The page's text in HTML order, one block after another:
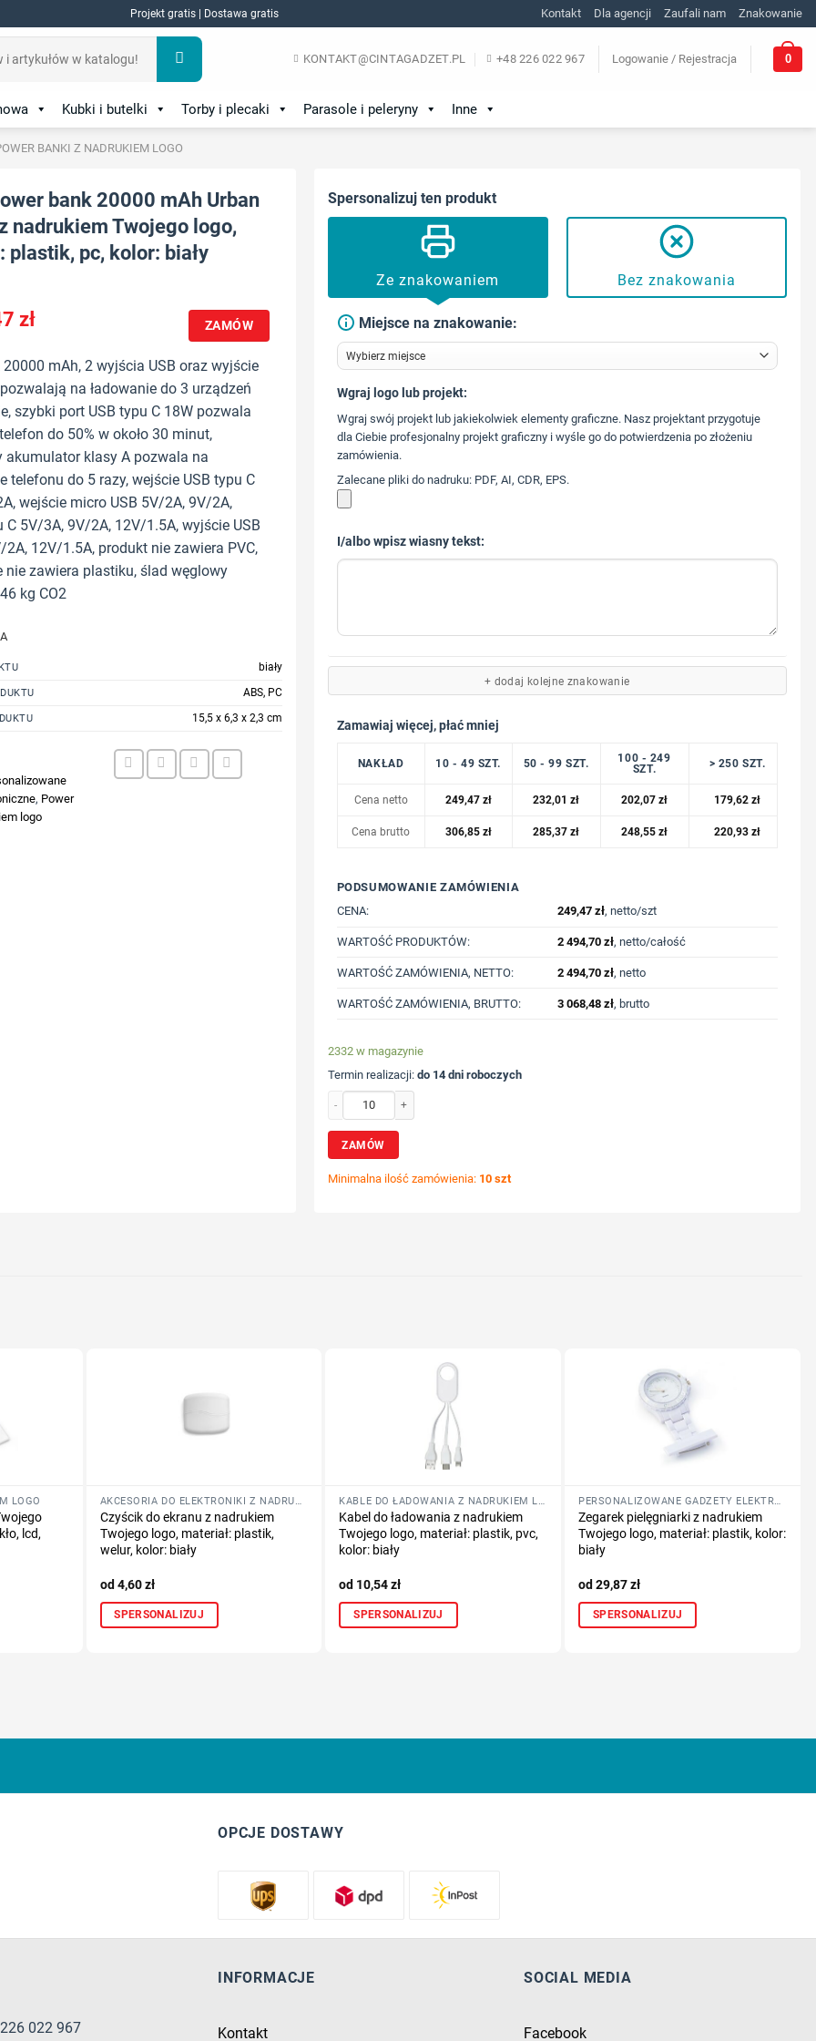
Projekt gratis | Dostawa gratis Kontakt Dla agencji Zaufali nam Znakowanie
KONTAKT@CINTAGADZET.PL +48 226 022 967 Logowanie / Rejestracja 0
Kubki i butelki Torby i plecaki Parasole i peleryny Inne
BANKI Z NADRUKIEM LOGO
bank 20000 mAh Urban
nadrukiem Twojego logo,
plastik, pc, kolor: biały
zł ZAMÓW
20000 mAh, 2 wyjścia USB oraz wyjście
na ładowanie do 3 urządzeń
szybki port USB typu C 18W pozwala
do 50% w około 30 minut,
akumulator klasy A pozwala na
telefonu do 5 razy, wejście USB typu C
wejście micro USB 5V/2A, 9V/2A,
C 5V/3A, 9V/2A, 12V/1.5A, wyjście USB
2A, 12V/1.5A, produkt nie zawiera PVC,
nie zawiera plastiku, ślad węglowy
kg CO2
biały
ABS, PC
15,5 x 6,3 x 2,3 cm
, Power
logo
Spersonalizuj ten produkt
Ze znakowaniem Bez znakowania
Miejsce na znakowanie:
573 568 217
Wgraj logo lub projekt:
Wgraj swój projekt lub jakiekolwiek elementy graficzne. Nasz projektant przygotuje
dla Ciebie profesjonalny projekt graficzny i wyśle go do potwierdzenia po złożeniu
zamówienia.
Zalecane pliki do nadruku: PDF, AI, CDR, EPS.
I/albo wpisz wiasny tekst:
+ dodaj kolejne znakowanie
Zamawiaj więcej, płać mniej
NAKŁAD 10 - 49 SZT. 50 - 99 SZT.
100 - 249
SZT.
> 250 SZT.
Cena netto 249,47 zł 232,01zł 202,07zł 179,62zł
Cena brutto 306,85 zł 285,37zł 248,55zł 220,93zł
PODSUMOWANIE ZAMÓWIENIA
CENA:
249,47 zł, netto/szt
WARTOŚĆ PRODUKTÓW: 2 494,70 zł, netto/całość
WARTOŚĆ ZAMÓWIENIA, NETTO: 2 494,70 zł, netto
WARTOŚĆ ZAMÓWIENIA, BRUTTO: 3 068,48 zł, brutto
2332 w magazynie
Termin realizacji: do 14 dni roboczych
ilość Szybki power bank 20000 mAh Urban Vitamin z nadrukiem Twojego logo, materiał: plastik, pc,
ZAMÓW
Minimalna ilość zamówienia: 10 szt
LOGO
lcd,
AKCESORIA DO ELEKTRONIKI Z NADRUKIEM LOGO
Czyścik do ekranu z nadrukiem
Twojego logo, materiał: plastik,
welur, kolor: biały
4,60zł
SPERSONALIZUJ
KABLE DO ŁADOWANIA Z NADRUKIEM LOGO
Kabel do ładowania z nadrukiem
Twojego logo, materiał: plastik, pvc,
kolor: biały
10,54zł
SPERSONALIZUJ
PERSONALIZOWANE GADŻETY ELEKTRONICZNE
Zegarek pielęgniarki z nadrukiem
Twojego logo, materiał: plastik, kolor:
biały
29,87zł
SPERSONALIZUJ
OPCJE DOSTAWY
022 967
INFORMACJE
Kontakt
SOCIAL MEDIA
Facebook